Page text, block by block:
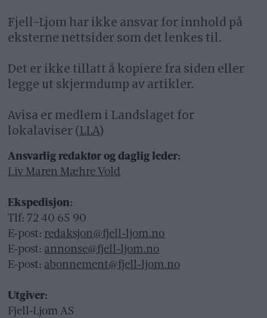
Fjell-Ljom har ikke ansvar for innhold på
eksterne nettsider som det lenkes til.
Det er ikke tillatt å kopiere fra siden eller
legge ut skjermdump av artikler.
Avisa er medlem i Landslaget for
lokalaviser (LLA)
Ansvarlig redaktør og daglig leder:
Liv Maren Mæhre Vold
Ekspedisjon:
Tlf: 72 40 65 90
E-post: redaksjon@fjell-ljom.no
E-post: annonse@fjell-ljom.no
E-post: abonnement@fjell-ljom.no
Utgiver:
Fjell-Ljom AS